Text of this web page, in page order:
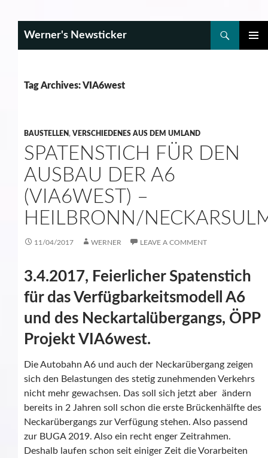
Werner's Newsticker
Tag Archives: VIA6west
BAUSTELLEN, VERSCHIEDENES AUS DEM UMLAND
SPATENSTICH FÜR DEN
AUSBAU DER A6
(VIA6WEST) –
HEILBRONN/
11/04/2017 WERNER LEAVE A COMMENT
3.4.2017, Feierlicher Spatenstich
für das Verfügbarkeitsmodell A6
und des Neckartalübergangs, ÖPP
Projekt VIA6west.
Die Autobahn A6 und auch der Neckarübergang zeigen
sich den Belastungen des stetig zunehmenden Verkehrs
nicht mehr gewachsen. Das soll sich jetzt aber ändern
bereits in 2 Jahren soll schon die erste Brückenhälfte des
Neckarübergangs zur Verfügung stehen. Also passend
zur BUGA 2019. Also ein recht enger Zeitrahmen.
Deshalb laufen schon seit einiger Zeit die Vorarbeiten